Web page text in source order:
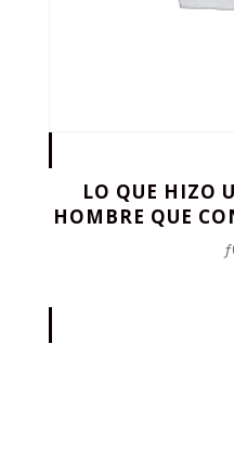
LO QUE HIZO
HOMBRE QUE
ƒ